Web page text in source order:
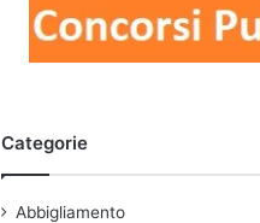
Categorie
Abbigliamento